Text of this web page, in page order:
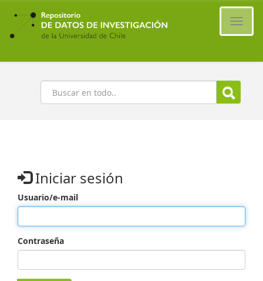
Ir
contenido
principal
Buscar
Iniciar sesión
Usuario/e-mail
Contraseña